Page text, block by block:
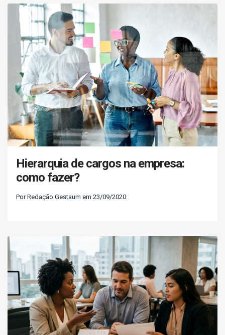
Hierarquia de cargos na empresa:
como fazer?
Por Redação Gestaum em 23/09/2020